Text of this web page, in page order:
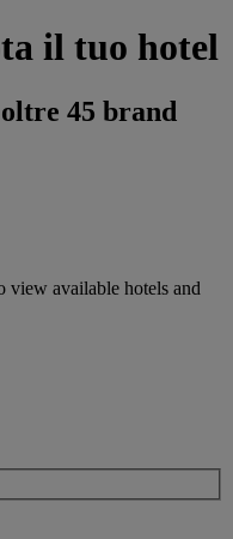
il tuo hotel
45 brand
view available hotels and